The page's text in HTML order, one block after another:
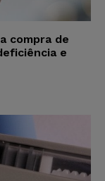
compra de
e